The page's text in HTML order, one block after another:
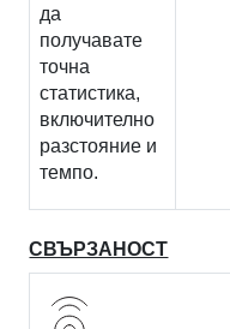
да
получавате
точна
статистика,
включително
разстояние и
темпо.
СВЪРЗАНОСТ